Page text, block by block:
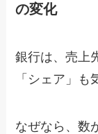
の変化
銀行は、売上
「シェア」も
なぜなら、数